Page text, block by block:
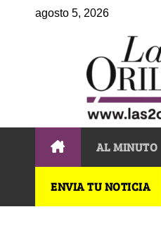
agosto 5, 2026
AL MINUTO
ENVIA TU NOTICIA